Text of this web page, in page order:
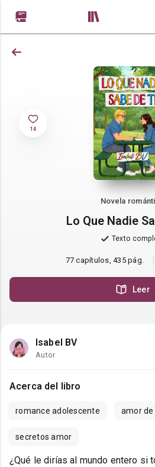
14
Novela
Lo Que Nadie
Texto
77 capítulos, 435 pág.
Leer
Isabel BV
Autor
Acerca del libro
romance adolescente amor de
secretos amor
¿Qué le dirías al mundo entero si